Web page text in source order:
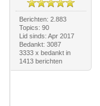
Berichten: 2.883
Topics: 90
Lid sinds: Apr 2017
Bedankt: 3087
3333 x bedankt in
1413 berichten